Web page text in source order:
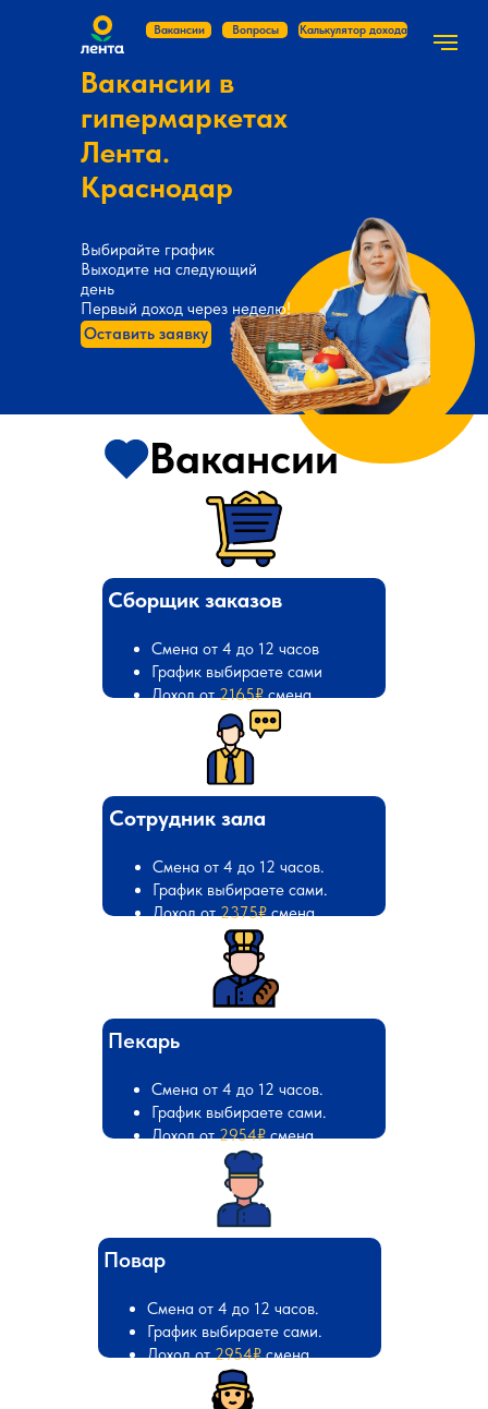
Вакансии в
гипермаркетах
Лента.
Краснодар
Выбирайте график
Выходите на следующий
день
Первый доход через неделю!
Оставить заявку
Вакансии Вопросы Калькулятор дохода
Вакансии
Смена от 4 до 12 часов
График выбираете сами
Доход от2165₽смена
Сборщик заказов
Смена от 4 до 12 часов.
График выбираете сами.
Доход от2375₽смена
Сотрудник зала
Повар
Смена от 4 до 12 часов.
График выбираете сами.
Доход от2954₽смена
Пекарь
Смена от 4 до 12 часов.
График выбираете сами.
Доход от2954₽смена